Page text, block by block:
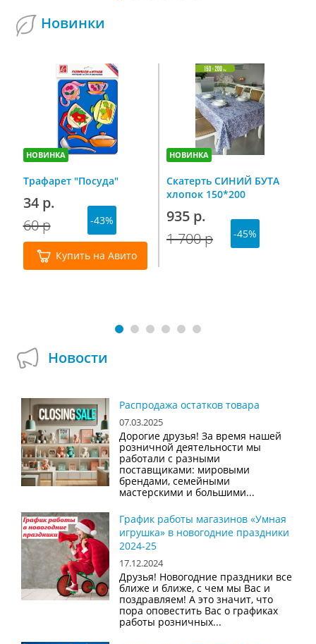
Новинки
НОВИНКА
Трафарет "Посуда"
34 р.
60 р
-43%
Купить на Авито
НОВИНКА
Скатерть СИНИЙ БУТА
хлопок 150*200
935 р.
1 700 р
-45%
Новости
Распродажа остатков товара
07.03.2025
Дорогие друзья! За время нашей
розничной деятельности мы
работали с разными
поставщиками: мировыми
брендами, семейными
мастерскими и большими...
График работы магазинов «Умная
игрушка» в новогодние праздники
2024-25
17.12.2024
Друзья! Новогодние праздники все
ближе и ближе, с чем мы Вас и
поздравляем! А это значит, что
пора оповестить Вас о графиках
работы розничных...